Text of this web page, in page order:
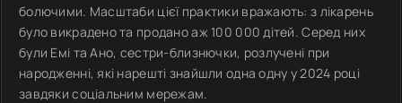
болючими. Масштаби цієї практики вражають: з лікарень
було викрадено та продано аж 100 000 дітей. Серед них
були Емі та Ано, сестри-близнючки, розлучені при
народженні, які нарешті знайшли одна одну у 2024 році
завдяки соціальним мережам.